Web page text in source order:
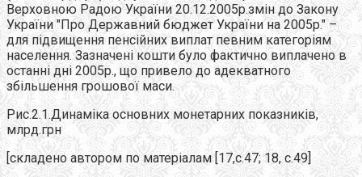
Верховною Радою України 20.12.2005р.змін до Закону
України "Про Державний бюджет України на 2005р." –
для підвищення пенсійних виплат певним категоріям
населення. Зазначені кошти було фактично виплачено в
останні дні 2005р., що привело до адекватного
збільшення грошової маси.
Рис.2.1.Динаміка основних монетарних показників,
млрд.грн
[складено автором по матеріалам [17,с.47; 18, с.49]